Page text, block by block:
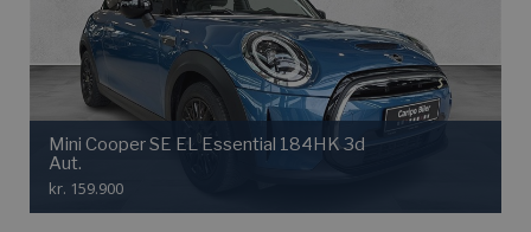
Mini Cooper SE EL Essential 184HK 3d
Aut.
kr. 159.900